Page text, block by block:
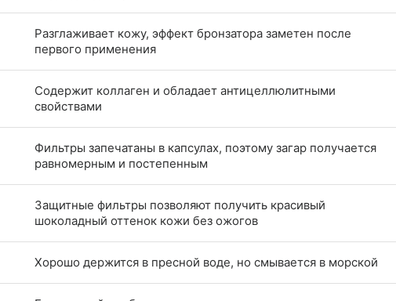
Разглаживает кожу, эффект бронзатора заметен после
первого применения
Содержит коллаген и обладает антицеллюлитными
свойствами
Фильтры запечатаны в капсулах, поэтому загар получается
равномерным и постепенным
Защитные фильтры позволяют получить красивый
шоколадный оттенок кожи без ожогов
Хорошо держится в пресной воде, но смывается в морской